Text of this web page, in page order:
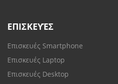
ΕΠΙΣΚΕΥΈΣ
Επισκευές Smartphone
Επισκευές Laptop
Επισκευές Desktop